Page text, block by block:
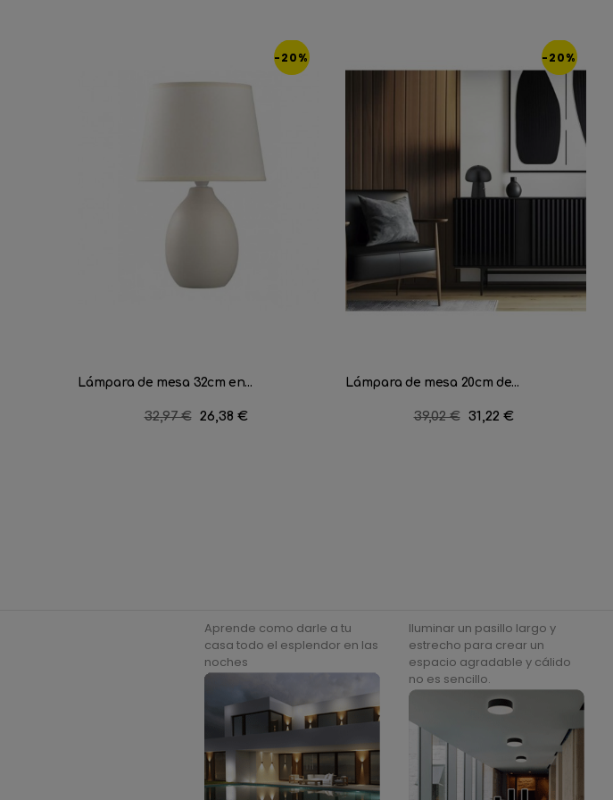
-20%
Lámpara de mesa 32cm en...
Precio
32,97 € Precio
26,38 €
-20%
Lámpara de mesa 20cm de...
Precio
39,02 € Precio
31,22 €
Aprende como darle a tu
casa todo el esplendor en las
noches
Iluminar un pasillo largo y
estrecho para crear un
espacio agradable y cálido
no es sencillo.